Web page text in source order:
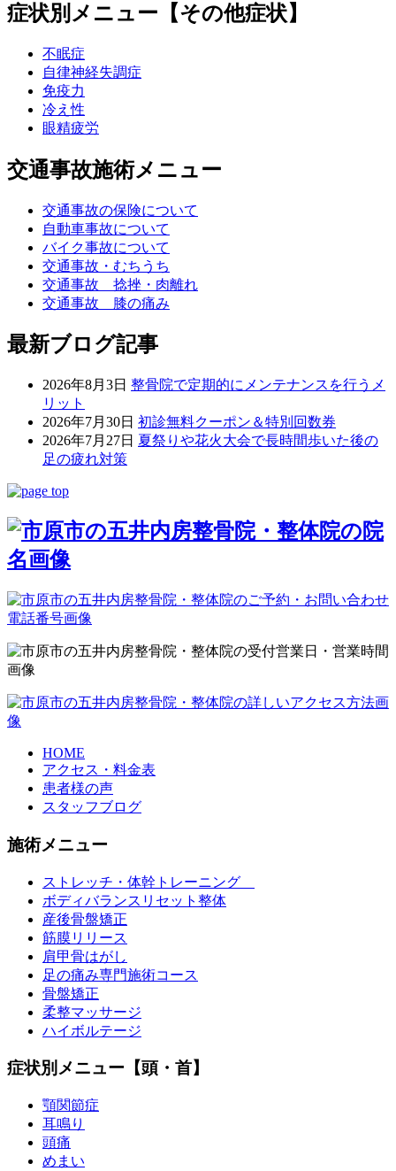
症状別メニュー【その他症状】
不眠症
自律神経失調症
免疫力
冷え性
眼精疲労
交通事故施術メニュー
交通事故の保険について
自動車事故について
バイク事故について
交通事故・むちうち
交通事故 捻挫・肉離れ
交通事故 膝の痛み
最新ブログ記事
2026年8月3日 整骨院で定期的にメンテナンスを行うメ
リット
2026年7月30日 初診無料クーポン＆特別回数券
2026年7月27日 夏祭りや花火大会で長時間歩いた後の
足の疲れ対策
HOME
アクセス・料金表
患者様の声
スタッフブログ
施術メニュー
ストレッチ・体幹トレーニング
ボディバランスリセット整体
産後骨盤矯正
筋膜リリース
肩甲骨はがし
足の痛み専門施術コース
骨盤矯正
柔整マッサージ
ハイボルテージ
症状別メニュー【頭・首】
顎関節症
耳鳴り
頭痛
めまい